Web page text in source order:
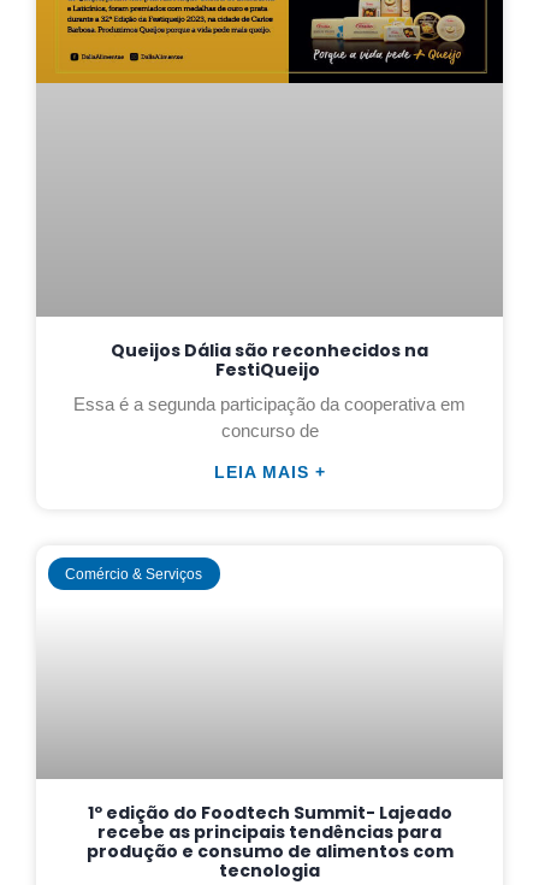
Queijos Dália são reconhecidos na
FestiQueijo
Essa é a segunda participação da cooperativa em
concurso de
LEIA MAIS +
Comércio & Serviços
1º edição do Foodtech Summit- Lajeado
recebe as principais tendências para
produção e consumo de alimentos com
tecnologia